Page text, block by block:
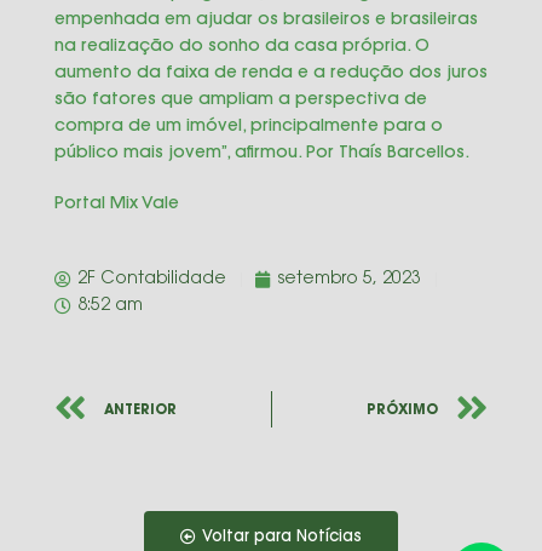
empenhada em ajudar os brasileiros e brasileiras
na realização do sonho da casa própria. O
aumento da faixa de renda e a redução dos juros
são fatores que ampliam a perspectiva de
compra de um imóvel, principalmente para o
público mais jovem”, afirmou. Por Thaís Barcellos.
Portal Mix Vale
2F Contabilidade
setembro 5, 2023
8:52 am
ANTERIOR PRÓXIMO
Voltar para Notícias